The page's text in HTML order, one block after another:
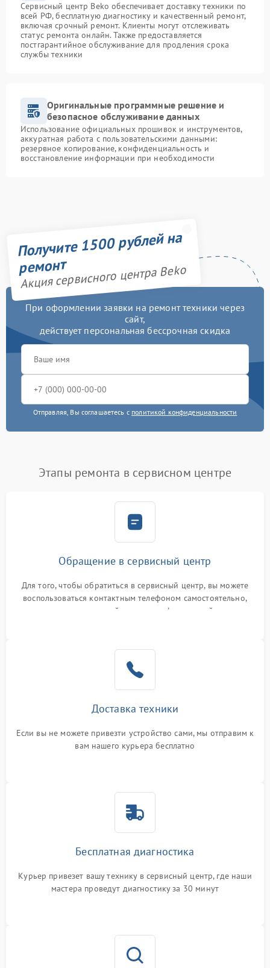
Сервисный центр Beko обеспечивает доставку техники по
всей РФ, бесплатную диагностику и качественный ремонт,
включая срочный ремонт. Клиенты могут отслеживать
статус ремонта онлайн. Также предоставляется
постгарантийное обслуживание для продления срока
службы техники
Оригинальные программные решение и
безопасное обслуживание данных
Использование официальных прошивок и инструментов,
аккуратная работа с пользовательскими данными:
резервное копирование, конфиденциальность и
восстановление информации при необходимости
Получите 1500 рублей на
ремонт
Акция сервисного центра Beko
При оформлении заявки на ремонт техники через
сайт,
действует персональная бессрочная скидка
Отправляя, Вы соглашаетесь с политикой конфиденциальности
Этапы ремонта в сервисном центре
Обращение в сервисный центр
Для того, чтобы обратиться в сервисный центр, вы можете
воспользоваться контактным телефоном самостоятельно,
или оставить свой номер телефона на сайте
Доставка техники
Если вы не можете привезти устройство сами, мы отправим к
вам нашего курьера бесплатно
Бесплатная диагностика
Курьер привезет вашу технику в сервисный центр, где наши
мастера проведут диагностику за 30 минут